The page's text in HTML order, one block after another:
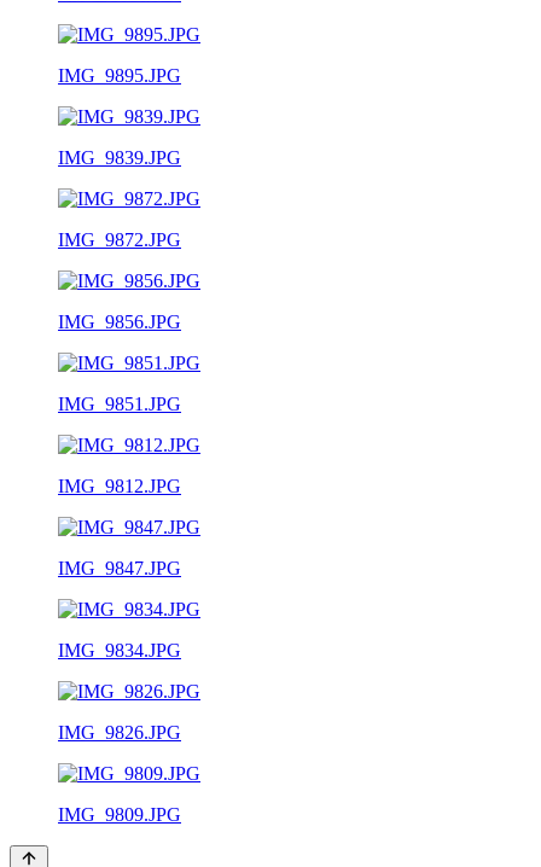
IMG_9895.JPG
IMG_9839.JPG
IMG_9872.JPG
IMG_9856.JPG
IMG_9851.JPG
IMG_9812.JPG
IMG_9847.JPG
IMG_9834.JPG
IMG_9826.JPG
IMG_9809.JPG